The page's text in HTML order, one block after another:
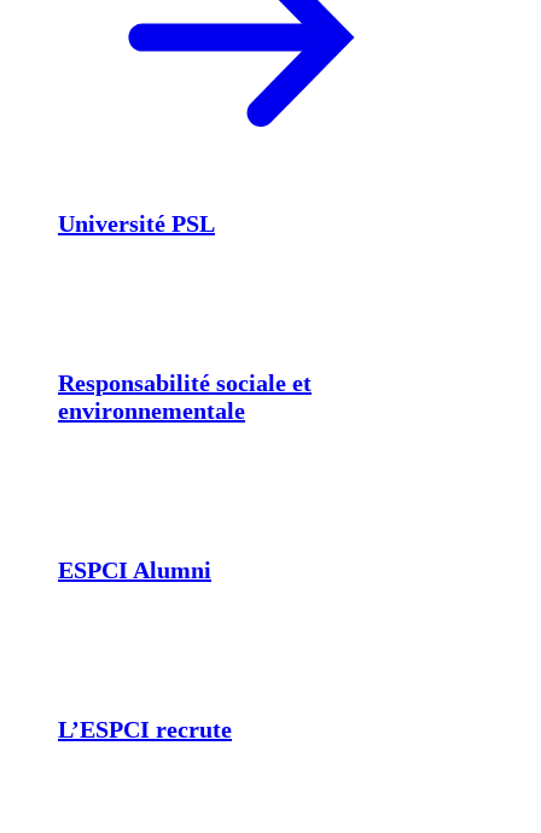
Université PSL
Responsabilité sociale et
environnementale
ESPCI Alumni
L’ESPCI recrute